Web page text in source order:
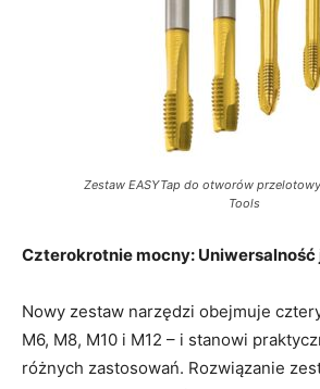
Zestaw EASYTap do otworów
Tools
Czterokrotnie mocny:
Nowy zestaw narzędzi obejmuje
M6, M8, M10 i M12 – i stanowi
różnych zastosowań. Rozwiązanie